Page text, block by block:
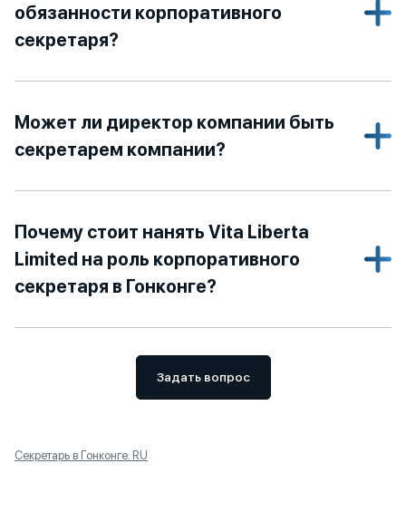
обязанности корпоративного
секретаря?
Может ли директор компании быть
секретарем компании?
Почему стоит нанять Vita Liberta
Limited на роль корпоративного
секретаря в Гонконге?
Задать вопрос
Секретарь в Гонконге. RU